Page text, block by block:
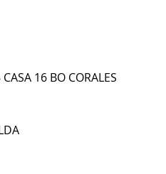
16 BO CORALES